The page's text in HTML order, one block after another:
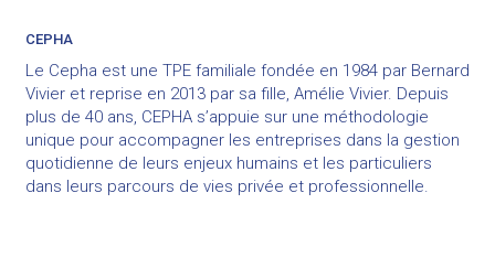
CEPHA
Le Cepha est une TPE familiale fondée en 1984 par Bernard
Vivier et reprise en 2013 par sa fille, Amélie Vivier. Depuis
plus de 40 ans, CEPHA s’appuie sur une méthodologie
unique pour accompagner les entreprises dans la gestion
quotidienne de leurs enjeux humains et les particuliers
dans leurs parcours de vies privée et professionnelle.